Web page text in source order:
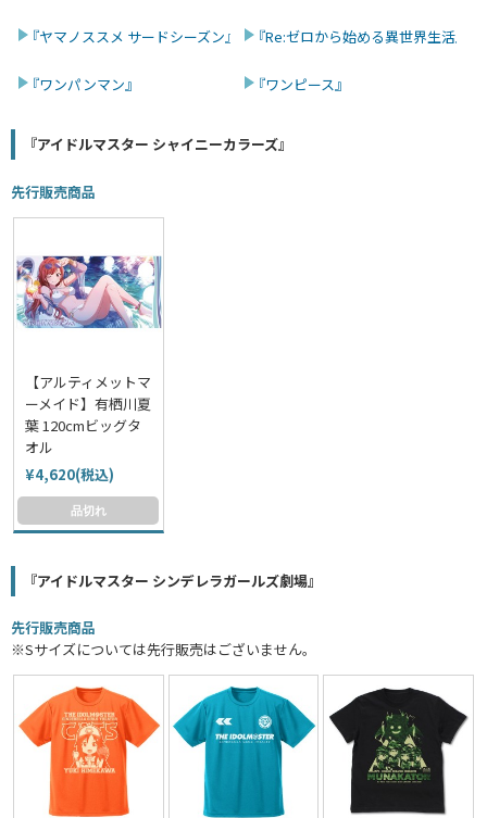
『ヤマノススメ サードシーズン』 『Re:ゼロから始める異世界生活』
『ワンパンマン』 『ワンピース』
『アイドルマスター シャイニーカラーズ』
先行販売商品
【アルティメットマ
ーメイド】有栖川夏
葉 120cmビッグタ
オル
¥4,620(税込)
品切れ
『アイドルマスター シンデレラガールズ劇場』
先行販売商品
※Sサイズについては先行販売はございません。